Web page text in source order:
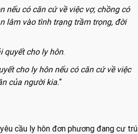
nếu có căn cứ về việc vợ, chồng có
lâm vào tình trạng trầm trọng, đời
quyết cho ly hôn.
cho ly hôn nếu có căn cứ về việc
của người kia.“
cầu ly hôn đơn phương đang cư trú